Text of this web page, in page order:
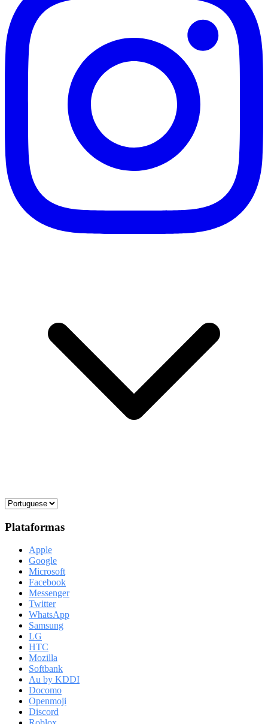
Plataformas
Apple
Google
Microsoft
Facebook
Messenger
Twitter
WhatsApp
Samsung
LG
HTC
Mozilla
Softbank
Au by KDDI
Docomo
Openmoji
Discord